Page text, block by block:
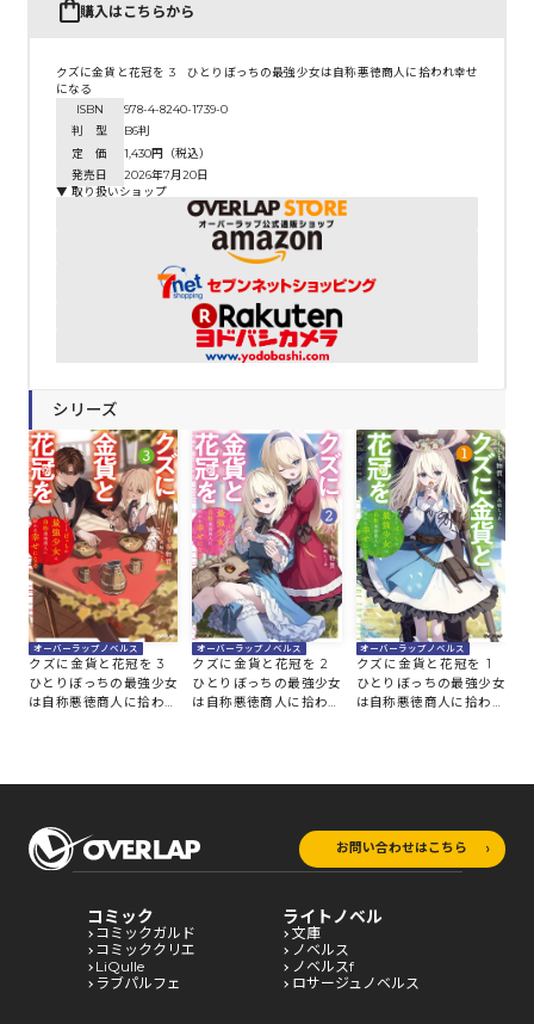
購入はこちらから
クズに金貨と花冠を 3 ひとりぼっちの最強少女は自称悪徳商人に拾われ幸せ
になる
ISBN
978-4-8240-1739-0
判 型
B6判
定 価
1,430円（税込）
発売日
2026年7月20日
▼ 取り扱いショップ
シリーズ
オーバーラップノベルス
クズに金貨と花冠を 3
ひとりぼっちの最強少女
は自称悪徳商人に拾われ
オーバーラップノベルス
クズに金貨と花冠を 2
ひとりぼっちの最強少女
は自称悪徳商人に拾われ
オーバーラップノベルス
クズに金貨と花冠を 1
ひとりぼっちの最強少女
は自称悪徳商人に拾われ
お問い合わせはこちら
コミック
コミックガルド
コミッククリエ
LiQulle
ラブパルフェ
ライトノベル
文庫
ノベルス
ノベルスf
ロサージュノベルス